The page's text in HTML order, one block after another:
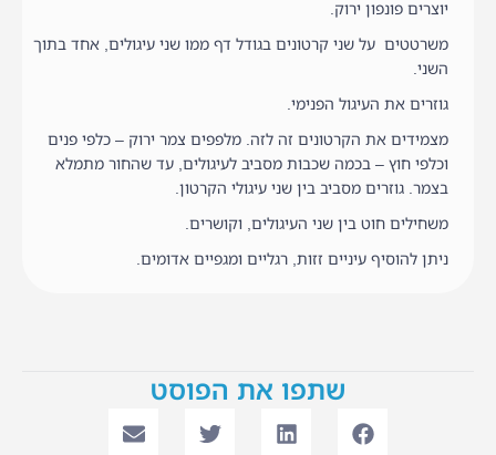
יוצרים פונפון ירוק.
משרטטים על שני קרטונים בגודל דף ממו שני עיגולים, אחד בתוך
השני.
גוזרים את העיגול הפנימי.
מצמידים את הקרטונים זה לזה. מלפפים צמר ירוק – כלפי פנים
וכלפי חוץ – בכמה שכבות מסביב לעיגולים, עד שהחור מתמלא
בצמר. גוזרים מסביב בין שני עיגולי הקרטון.
משחילים חוט בין שני העיגולים, וקושרים.
ניתן להוסיף עיניים זזות, רגליים ומגפיים אדומים.
שתפו את הפוסט